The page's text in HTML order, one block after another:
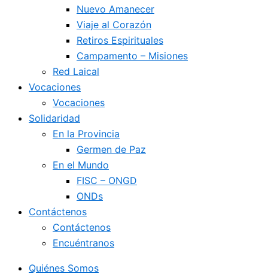
Nuevo Amanecer
Viaje al Corazón
Retiros Espirituales
Campamento – Misiones
Red Laical
Vocaciones
Vocaciones
Solidaridad
En la Provincia
Germen de Paz
En el Mundo
FISC – ONGD
ONDs
Contáctenos
Contáctenos
Encuéntranos
Quiénes Somos